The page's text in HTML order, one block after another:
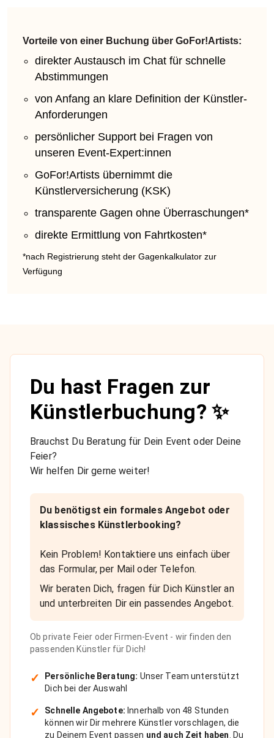
Vorteile von einer Buchung über GoFor!Artists:
direkter Austausch im Chat für schnelle
Abstimmungen
von Anfang an klare Definition der Künstler-
Anforderungen
persönlicher Support bei Fragen von
unseren Event-Expert:innen
GoFor!Artists übernimmt die
Künstlerversicherung (KSK)
transparente Gagen ohne Überraschungen*
direkte Ermittlung von Fahrtkosten*
*nach Registrierung steht der Gagenkalkulator zur
Verfügung
Du hast Fragen zur
Künstlerbuchung? ✨
Brauchst Du Beratung für Dein Event oder Deine
Feier?
Wir helfen Dir gerne weiter!
Du benötigst ein formales Angebot oder
klassisches Künstlerbooking?
Kein Problem! Kontaktiere uns einfach über
das Formular, per Mail oder Telefon.
Wir beraten Dich, fragen für Dich Künstler an
und unterbreiten Dir ein passendes Angebot.
Ob private Feier oder Firmen-Event - wir finden den
passenden Künstler für Dich!
✓ Persönliche Beratung: Unser Team unterstützt
Dich bei der Auswahl
✓ Schnelle Angebote: Innerhalb von 48 Stunden
können wir Dir mehrere Künstler vorschlagen, die
zu Deinem Event passen und auch Zeit haben . Du